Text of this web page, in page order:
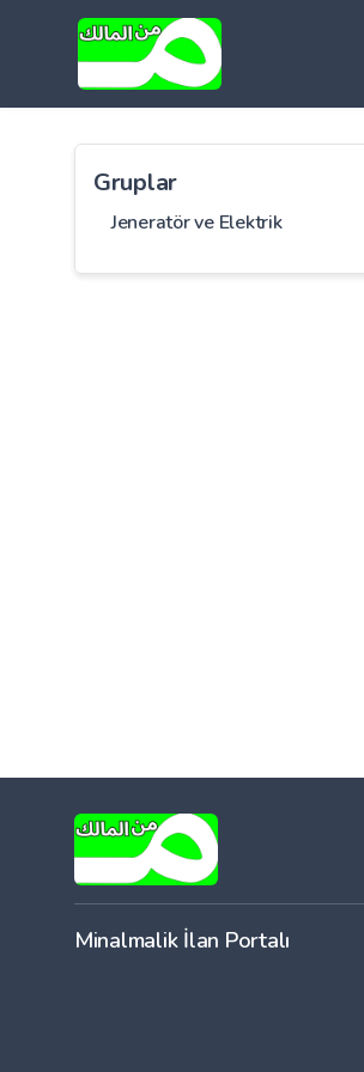
Gruplar
Jeneratör ve Elektrik
Minalmalik İlan Portalı